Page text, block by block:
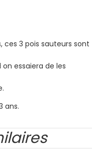
3 pois sauteurs sont
essaiera de les
ans.